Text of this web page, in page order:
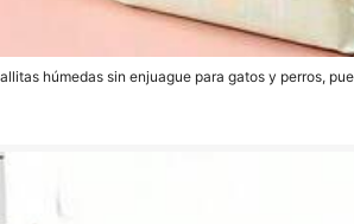
húmedas sin enjuague para gatos y perros,
limpieza, suministros de limpieza para mascotas,